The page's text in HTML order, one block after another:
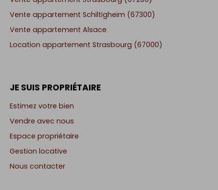
Vente appartement Schiltigheim (67300)
Vente appartement Alsace
Location appartement Strasbourg (67000)
JE SUIS PROPRIÉTAIRE
Estimez votre bien
Vendre avec nous
Espace propriétaire
Gestion locative
Nous contacter